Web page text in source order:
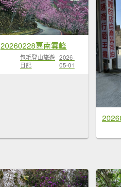
20260228嘉南雲峰
包毛登山旅遊
日記
2026-
05-01